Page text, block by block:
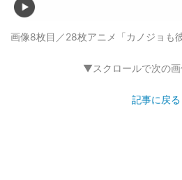
画像8枚目／28枚アニメ「カノジョも
▼スクロールで次の
記事に戻る